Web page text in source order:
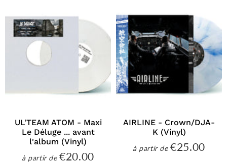
UL'TEAM ATOM - Maxi
Le Déluge ... avant
l'album (Vinyl)
à partir dePrix
€20.00
AIRLINE - Crown/DJA-
K (Vinyl)
à partir dePrix
€25.00